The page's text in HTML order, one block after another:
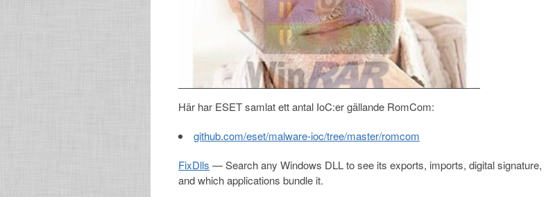
Här har ESET samlat ett antal IoC:er gällande RomCom:
github.com/eset/malware-ioc/tree/master/romcom
FixDlls — Search any Windows DLL to see its exports, imports, digital signature,
and which applications bundle it.